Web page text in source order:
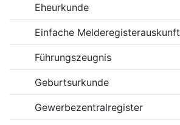
Eheurkunde
Einfache Melderegisterauskunft
Führungszeugnis
Geburtsurkunde
Gewerbezentralregister